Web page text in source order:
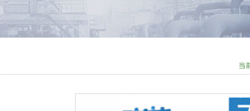
当